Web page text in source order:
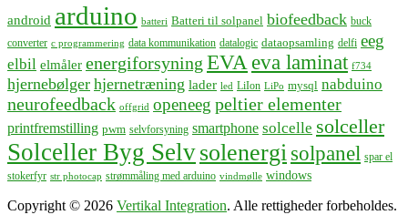
android arduino batteri Batteri til solpanel biofeedback buck
converter c programmering data kommunikation datalogic dataopsamling delfi eeg
elbil elmåler energiforsyning EVA eva laminat f734
hjernebølger hjernetræning lader led LiIon LiPo mysql nabduino
neurofeedback offgrid openeeg peltier elementer
printfremstilling pwm selvforsyning smartphone solcelle solceller
Solceller Byg Selvsolenergisolpanel spar el
stokerfyr str photocap strømmåling med arduino vindmølle windows
Copyright © 2026 Vertikal Integration. Alle rettigheder forbeholdes.